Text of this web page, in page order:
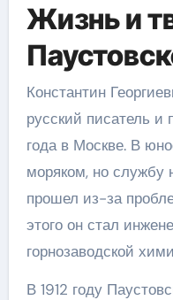
Жизнь и
Константин
русский писатель и
года в Москве. В
моряком, но службу
прошел из-за
этого он стал
горнозаводской
В 1912 году